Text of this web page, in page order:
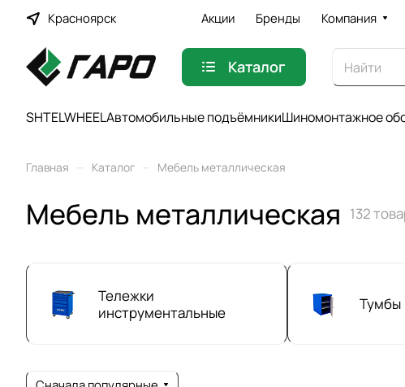
Красноярск Акции Бренды Компания
Каталог
SHTELWHEELАвтомобильные подъёмникиШиномонтажное
Главная – Каталог – Мебель металлическая
Мебель металлическая 132
Тележки
инструментальные
Тумбы